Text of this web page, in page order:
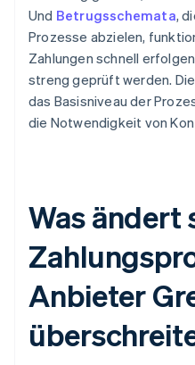
Und Betrugsschemata,
Prozesse abzielen,
Zahlungen schnell
streng geprüft werden.
das Basisniveau der
die Notwendigkeit von
Was ändert
Anbieter